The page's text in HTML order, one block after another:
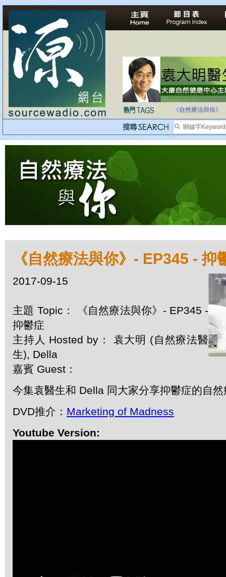
法治社會並不等同
自家教育合法化-
《自然療法與你》
《自然療法與你》- EP345 - 抑
2017-09-15
主題 Topic： 《自然療法與你》- EP345 -
抑鬱症
主持人 Hosted by： 袁大明 (自然療法醫
生), Della
嘉賓 Guest：
今集袁醫生和 Della 同大家分享抑鬱症的自然
DVD推介： Marketing of Madness
Youtube Version: